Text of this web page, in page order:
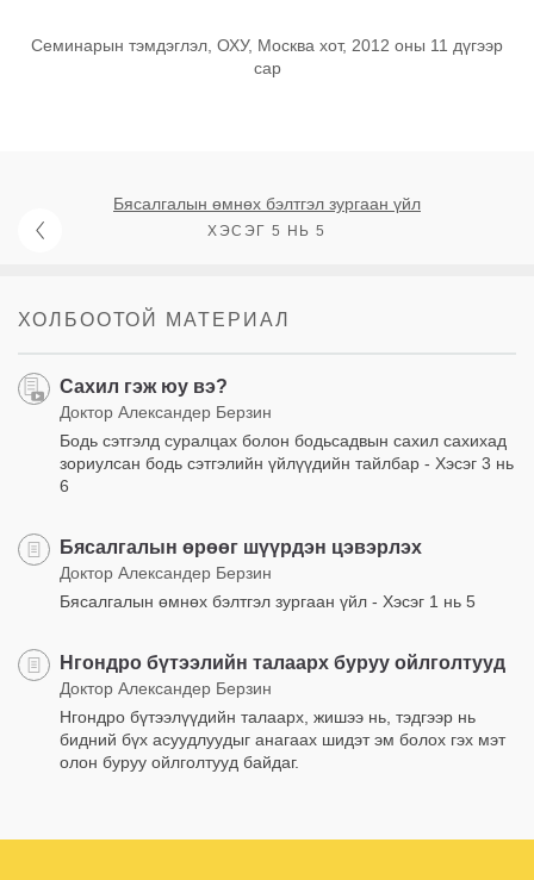
Семинарын тэмдэглэл, ОХУ, Москва хот, 2012 оны 11 дүгээр
сар
Бясалгалын өмнөх бэлтгэл зургаан үйл
ХЭСЭГ 5 НЬ 5
ХОЛБООТОЙ МАТЕРИАЛ
Сахил гэж юу вэ?
Доктор Александер Берзин
Бодь сэтгэлд суралцах болон бодьсадвын сахил сахихад
зориулсан бодь сэтгэлийн үйлүүдийн тайлбар - Хэсэг 3 нь
6
Бясалгалын өрөөг шүүрдэн цэвэрлэх
Доктор Александер Берзин
Бясалгалын өмнөх бэлтгэл зургаан үйл - Хэсэг 1 нь 5
Нгондро бүтээлийн талаарх буруу ойлголтууд
Доктор Александер Берзин
Нгондро бүтээлүүдийн талаарх, жишээ нь, тэдгээр нь
бидний бүх асуудлуудыг анагаах шидэт эм болох гэх мэт
олон буруу ойлголтууд байдаг.